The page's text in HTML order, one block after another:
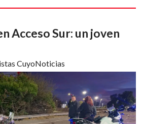
Acceso Sur: un joven
CuyoNoticias